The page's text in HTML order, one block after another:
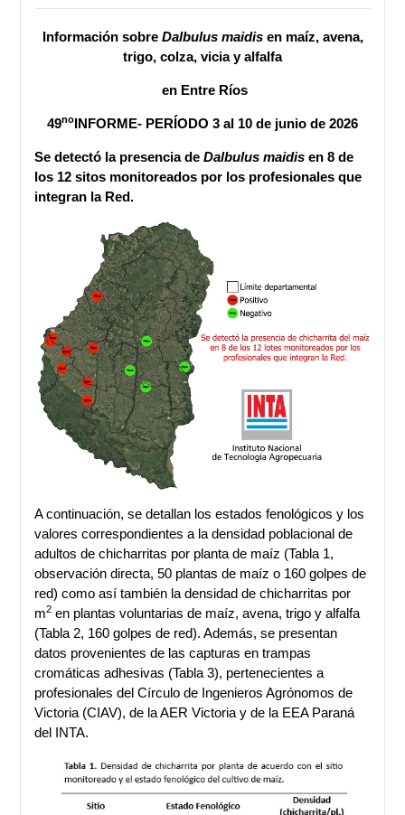
Información sobre Dalbulus maidisen maíz, avena,
trigo, colza, vicia y alfalfa
en Entre Ríos
49noINFORME- PERÍODO 3 al 10 de junio de 2026
Se detectó la presencia deDalbulus maidis en 8 de
los 12 sitos monitoreados por los profesionales que
integran la Red.
A continuación, se detallan los estados fenológicos y los
valores correspondientes a la densidad poblacional de
adultos de chicharritas por planta de maíz (Tabla 1,
observación directa, 50 plantas de maíz o 160 golpes de
red) como así también la densidad de chicharritas por
m2 en plantas voluntarias de maíz, avena, trigo y alfalfa
(Tabla 2, 160 golpes de red). Además, se presentan
datos provenientes de las capturas en trampas
cromáticas adhesivas (Tabla 3), pertenecientes a
profesionales del Círculo de Ingenieros Agrónomos de
Victoria (CIAV), de la AER Victoria y de la EEA Paraná
del INTA.